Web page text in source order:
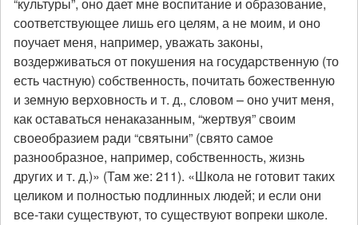
“культуры”, оно дает мне воспитание и образование,
соответствующее лишь его целям, а не моим, и оно
поучает меня, например, уважать законы,
воздерживаться от покушения на государственную (то
есть частную) собственность, почитать божественную
и земную верховность и т. д., словом – оно учит меня,
как оставаться ненаказанным, “жертвуя” своим
своеобразием ради “святыни” (свято самое
разнообразное, например, собственность, жизнь
других и т. д.)» (Там же: 211). «Школа не готовит таких
целиком и полностью подлинных людей; и если они
все-таки существуют, то существуют вопреки школе.